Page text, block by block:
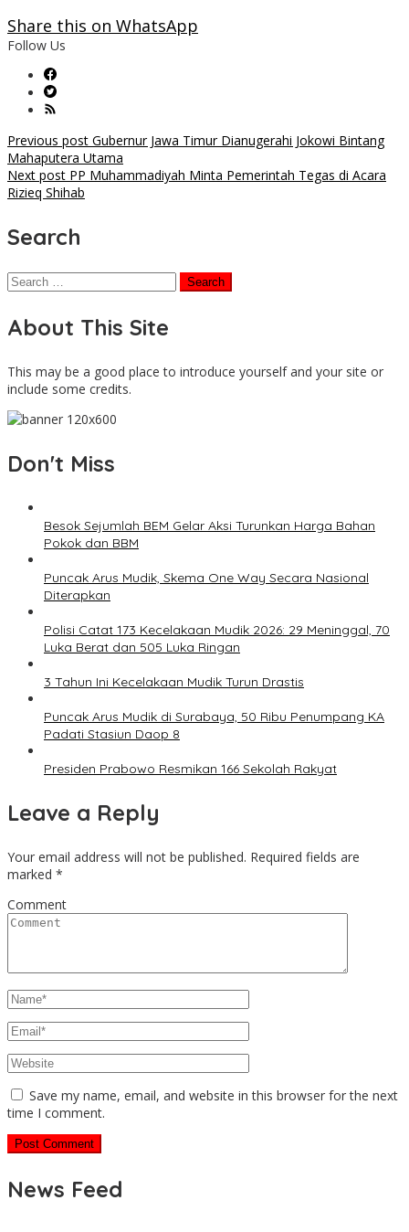
Share this on WhatsApp
Follow Us
Post
navigation
Previous post Gubernur Jawa Timur Dianugerahi Jokowi Bintang
Mahaputera Utama
Next post PP Muhammadiyah Minta Pemerintah Tegas di Acara
Rizieq Shihab
Search
Search
for:
About This Site
This may be a good place to introduce yourself and your site or
include some credits.
Don't Miss
Besok Sejumlah BEM Gelar Aksi Turunkan Harga Bahan
Pokok dan BBM
Puncak Arus Mudik, Skema One Way Secara Nasional
Diterapkan
Polisi Catat 173 Kecelakaan Mudik 2026: 29 Meninggal, 70
Luka Berat dan 505 Luka Ringan
3 Tahun Ini Kecelakaan Mudik Turun Drastis
Puncak Arus Mudik di Surabaya, 50 Ribu Penumpang KA
Padati Stasiun Daop 8
Presiden Prabowo Resmikan 166 Sekolah Rakyat
Leave a Reply
Your email address will not be published. Required fields are
marked *
Comment
Save my name, email, and website in this browser for the next
time I comment.
News Feed